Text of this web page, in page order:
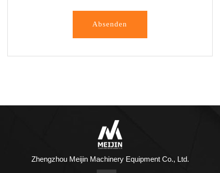
Absenden
Zhengzhou Meijin Machinery Equipment Co., Ltd.